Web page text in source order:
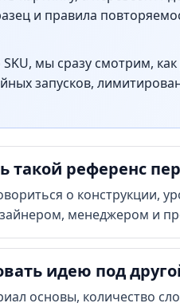
и правила
SKU, мы сразу смотрим,
запусков,
такой референс
о конструкции,
менеджером и
идею под
основы, количество